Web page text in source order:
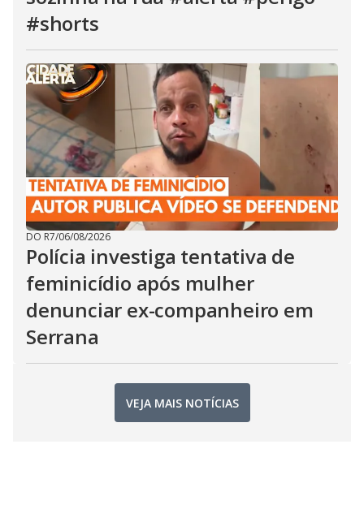
#shorts
DO R7/06/08/2026
Polícia investiga tentativa de
feminicídio após mulher
denunciar ex-companheiro em
Serrana
VEJA MAIS NOTÍCIAS